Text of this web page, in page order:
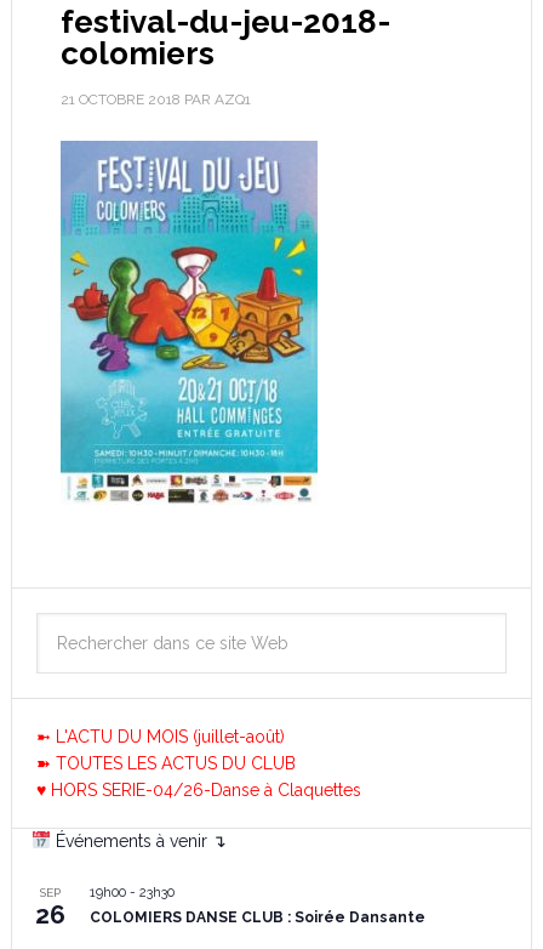
festival-du-jeu-2018-
colomiers
21 OCTOBRE 2018 PAR AZQ1
➼ L'ACTU DU MOIS (juillet-août)
➽ TOUTES LES ACTUS DU CLUB
♥ HORS SERIE-04/26-Danse à Claquettes
Événements à venir ↴
SEP
26
19h00- 23h30
COLOMIERS DANSE CLUB : Soirée Dansante